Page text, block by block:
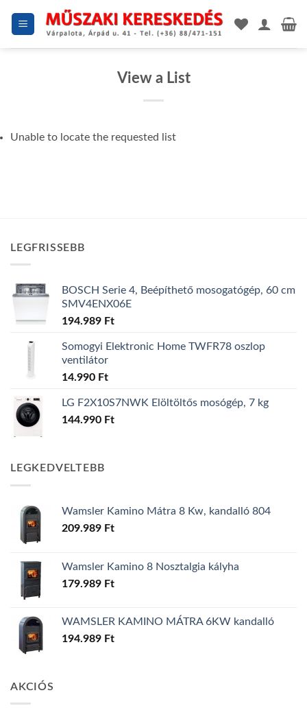
View a List
Unable to locate the requested list
LEGFRISSEBB
BOSCH Serie 4, Beépíthető mosogatógép, 60 cm
SMV4ENX06E
194.989 Ft
Somogyi Elektronic Home TWFR78 oszlop
ventilátor
14.990 Ft
LG F2X10S7NWK Elöltöltős mosógép, 7 kg
144.990 Ft
LEGKEDVELTEBB
Wamsler Kamino Mátra 8 Kw, kandalló 804
209.989 Ft
Wamsler Kamino 8 Nosztalgia kályha
179.989 Ft
WAMSLER KAMINO MÁTRA 6KW kandalló
194.989 Ft
AKCIÓS